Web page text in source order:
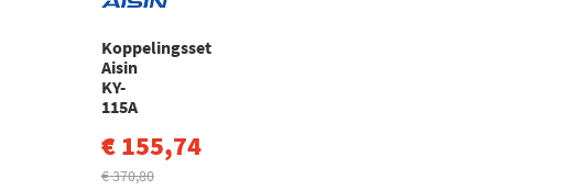
Koppelingsset
Aisin
KY-
115A
€ 155,74
€ 370,80